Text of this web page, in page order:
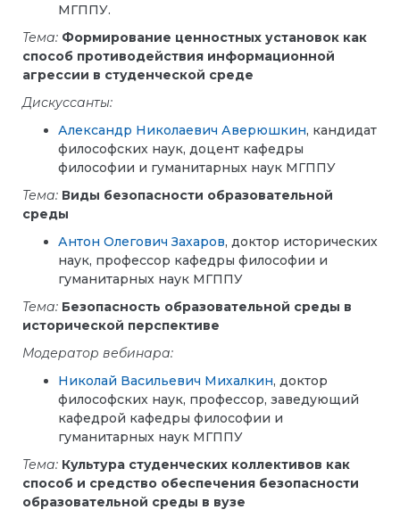
МГППУ.
Тема: Формирование ценностных установок как
способ противодействия информационной
агрессии в студенческой среде
Дискуссанты:
Александр Николаевич Аверюшкин, кандидат
философских наук, доцент кафедры
философии и гуманитарных наук МГППУ
Тема: Виды безопасности образовательной
среды
Антон Олегович Захаров, доктор исторических
наук, профессор кафедры философии и
гуманитарных наук МГППУ
Тема: Безопасность образовательной среды в
исторической перспективе
Модератор вебинара:
Николай Васильевич Михалкин, доктор
философских наук, профессор, заведующий
кафедрой кафедры философии и
гуманитарных наук МГППУ
Тема: Культура студенческих коллективов как
способ и средство обеспечения безопасности
образовательной среды в вузе